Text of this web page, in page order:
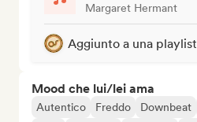
Margaret Hermant
Aggiunto a una playlist
Mood che lui/lei ama
Autentico Freddo Downbeat